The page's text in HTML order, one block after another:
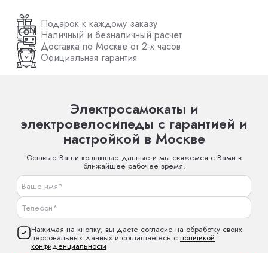
Подарок к каждому заказу
Наличный и безналичный расчет
Доставка по Москве от 2-х часов
Официальная гарантия
Электросамокаты и
электровелосипеды с гарантией и
настройкой в Москве
Оставьте Ваши контактные данные и мы свяжемся с Вами в
ближайшее рабочее время.
Нажимая на кнопку, вы даете согласие на обработку своих
персональных данных и соглашаетесь с политикой
конфиденциальности